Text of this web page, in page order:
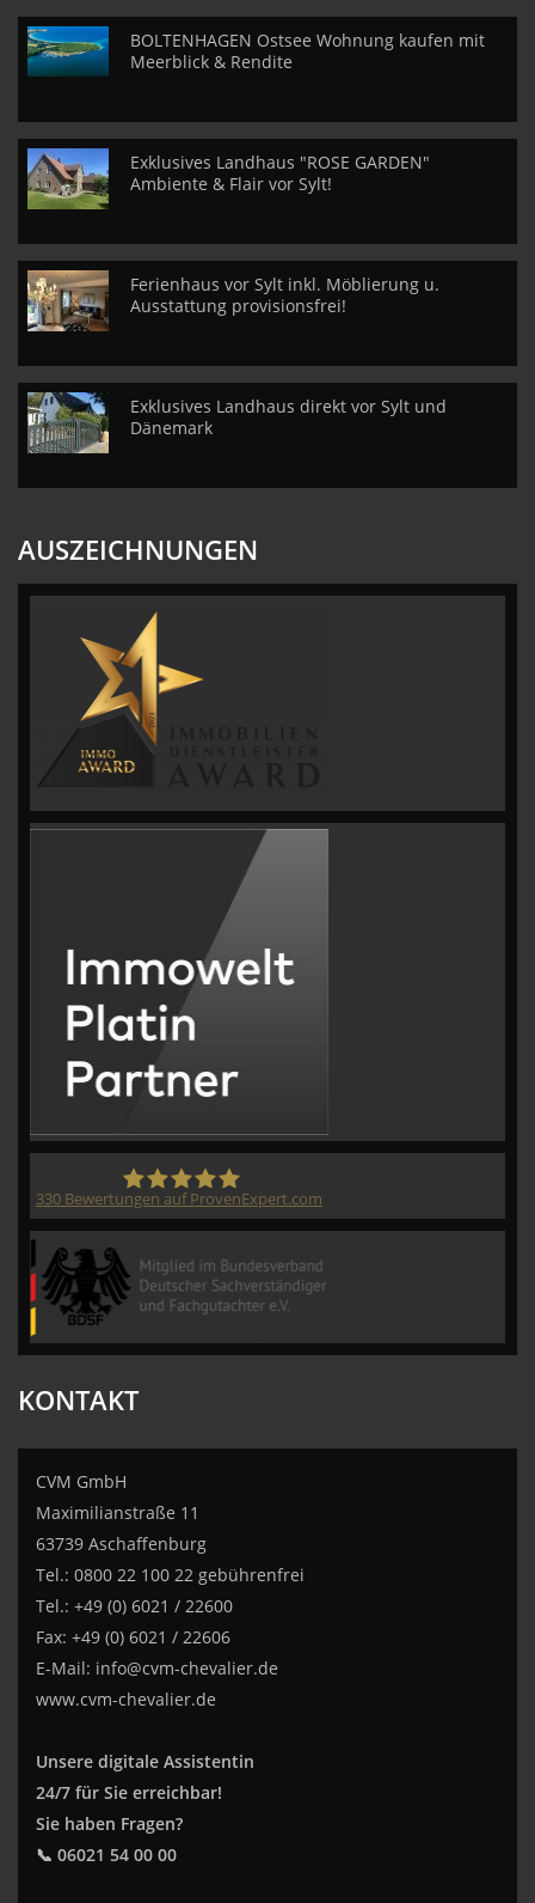
BOLTENHAGEN Ostsee Wohnung kaufen mit
Meerblick & Rendite
Exklusives Landhaus "ROSE GARDEN"
Ambiente & Flair vor Sylt!
Ferienhaus vor Sylt inkl. Möblierung u.
Ausstattung provisionsfrei!
Exklusives Landhaus direkt vor Sylt und
Dänemark
AUSZEICHNUNGEN
330 Bewertungen auf ProvenExpert.com
KONTAKT
CVM GmbH
Maximilianstraße 11
63739 Aschaffenburg
Tel.: 0800 22 100 22 gebührenfrei
Tel.: +49 (0) 6021 / 22600
Fax: +49 (0) 6021 / 22606
E-Mail: info@cvm-chevalier.de
www.cvm-chevalier.de
Unsere digitale Assistentin
24/7 für Sie erreichbar!
Sie haben Fragen?
📞 06021 54 00 00